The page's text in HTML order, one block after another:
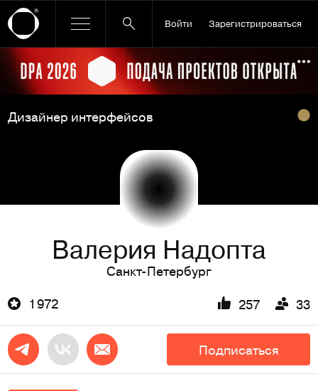
Войти Зарегистрироваться
Ссылка баннера
Дизайнер интерфейсов
Валерия Надопта
Санкт-Петербург
1 972
257 33
Подписаться